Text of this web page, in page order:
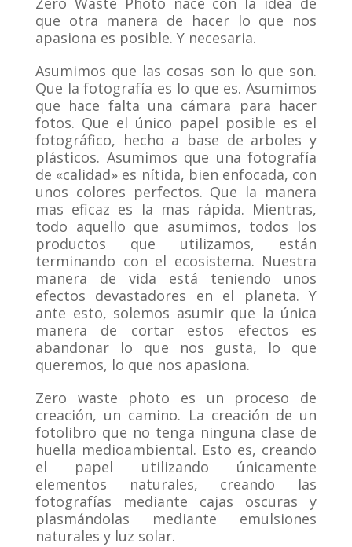
que otra manera de hacer lo que nos
apasiona es posible. Y necesaria.
Asumimos que las cosas son lo que son.
Que la fotografía es lo que es. Asumimos
que hace falta una cámara para hacer
fotos. Que el único papel posible es el
fotográfico, hecho a base de arboles y
plásticos. Asumimos que una fotografía
de «calidad» es nítida, bien enfocada, con
unos colores perfectos. Que la manera
mas eficaz es la mas rápida. Mientras,
todo aquello que asumimos, todos los
productos que utilizamos, están
terminando con el ecosistema. Nuestra
manera de vida está teniendo unos
efectos devastadores en el planeta. Y
ante esto, solemos asumir que la única
manera de cortar estos efectos es
abandonar lo que nos gusta, lo que
queremos, lo que nos apasiona.
Zero waste photo es un proceso de
creación, un camino. La creación de un
fotolibro que no tenga ninguna clase de
huella medioambiental. Esto es, creando
el papel utilizando únicamente
elementos naturales, creando las
fotografías mediante cajas oscuras y
plasmándolas mediante emulsiones
naturales y luz solar.